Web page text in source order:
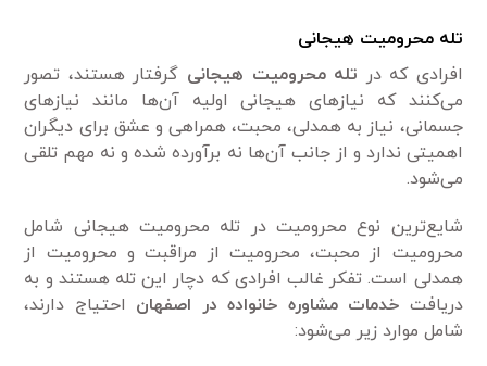
تله محرومیت هیجانی
افرادی که در تله محرومیت هیجانی گرفتار هستند، تصور
می‌کنند که نیازهای هیجانی اولیه آن‌ها مانند نیازهای
جسمانی، نیاز به همدلی، محبت، همراهی و عشق برای دیگران
اهمیتی ندارد و از جانب آن‌ها نه برآورده شده و نه مهم تلقی
می‌شود.
شایع‌ترین نوع محرومیت در تله محرومیت هیجانی شامل
محرومیت از محبت، محرومیت از مراقبت و محرومیت از
همدلی است. تفکر غالب افرادی که دچار این تله هستند و به
دریافت خدمات مشاوره خانواده در اصفهان احتیاج دارند،
شامل موارد زیر می‌شود: